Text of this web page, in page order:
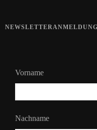
NEWSLETTERANMELDUNG
Vorname
Nachname